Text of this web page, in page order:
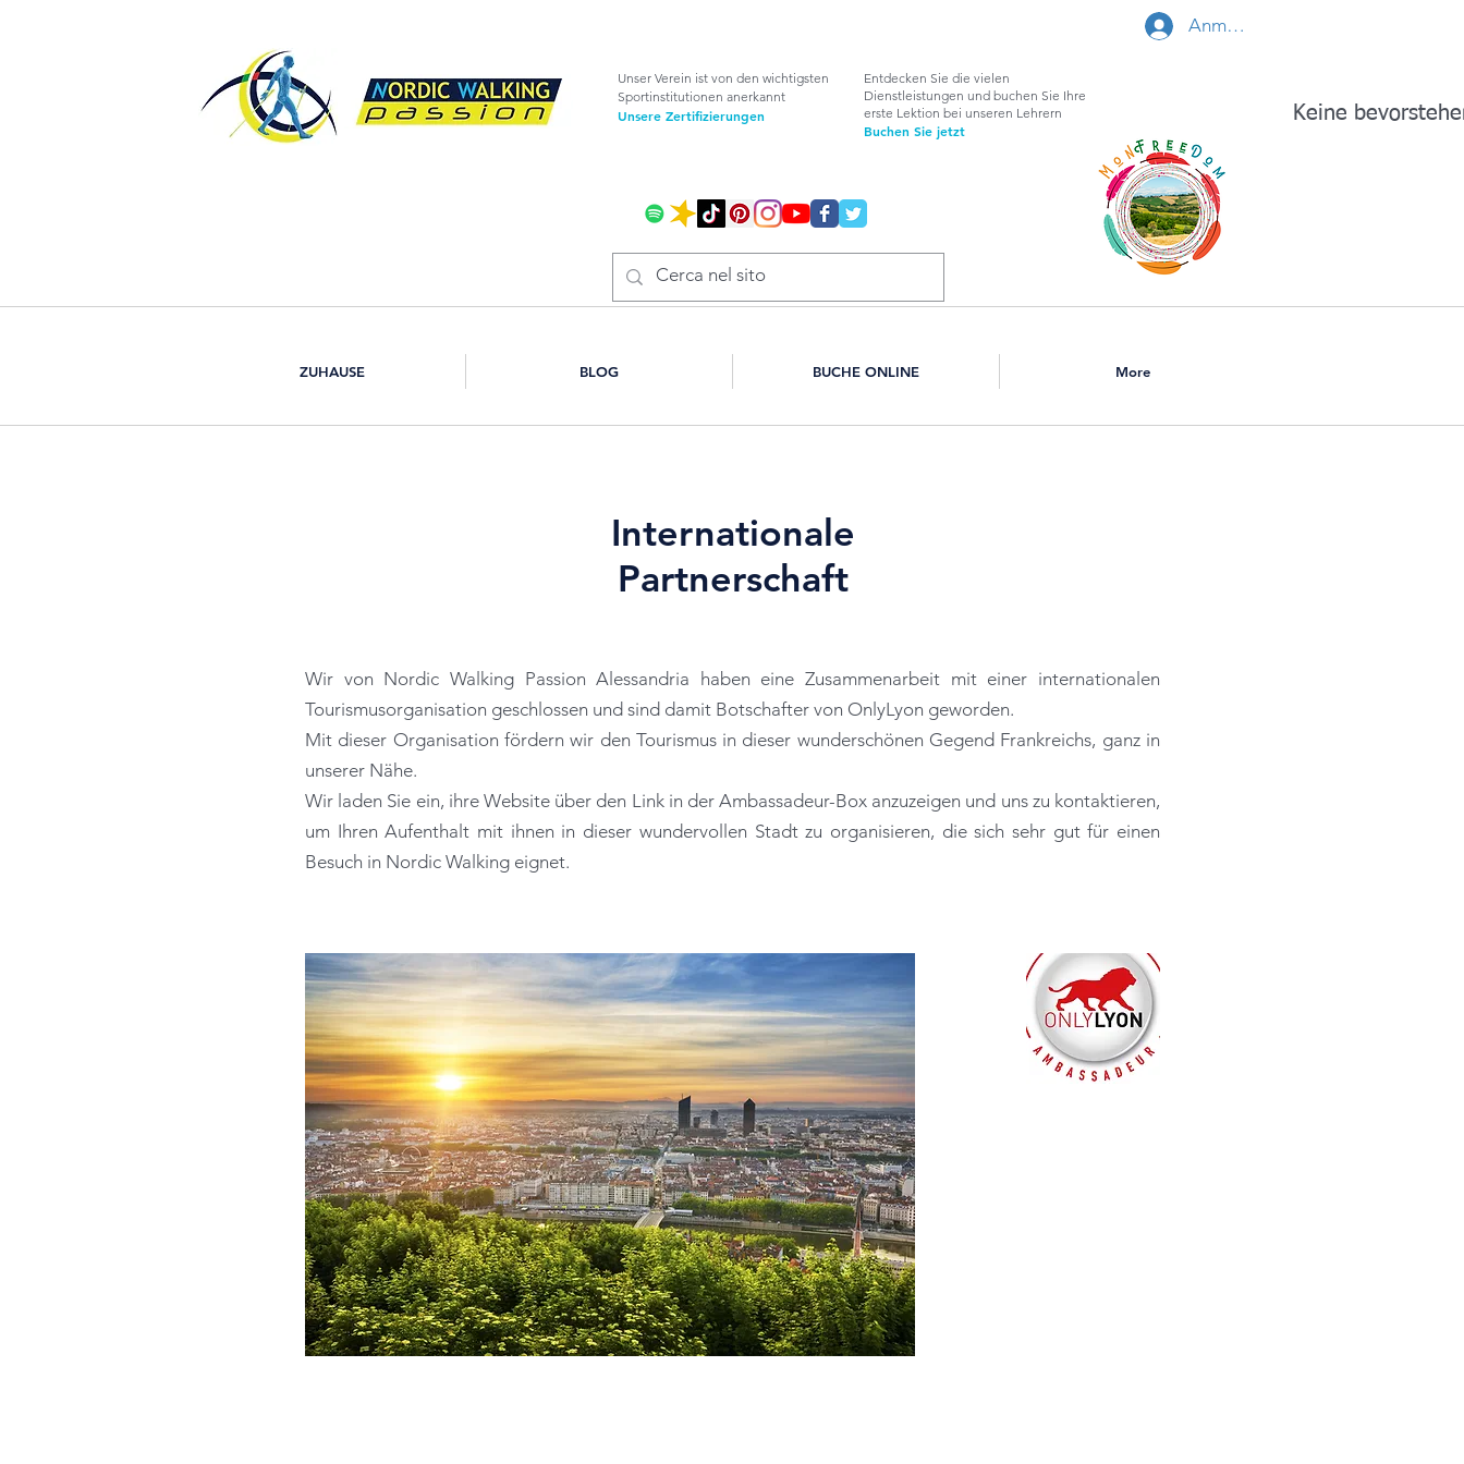
Anmelden
Unser Verein ist von den wichtigsten
Sportinstitutionen anerkannt
Unsere Zertifizierungen
Entdecken Sie die vielen
Dienstleistungen und buchen Sie Ihre
erste Lektion bei unseren Lehrern
Buchen Sie jetzt
Keine
ZUHAUSE BLOG BUCHE ONLINE More
Internationale
Partnerschaft
Wir von Nordic Walking Passion Alessandria haben eine Zusammenarbeit mit einer internationalen
Tourismusorganisation geschlossen und sind damit Botschafter von OnlyLyon geworden.
Mit dieser Organisation fördern wir den Tourismus in dieser wunderschönen Gegend Frankreichs, ganz in
unserer Nähe.
Wir laden Sie ein, ihre Website über den Link in der Ambassadeur-Box anzuzeigen und uns zu kontaktieren,
um Ihren Aufenthalt mit ihnen in dieser wundervollen Stadt zu organisieren, die sich sehr gut für einen
Besuch in Nordic Walking eignet.